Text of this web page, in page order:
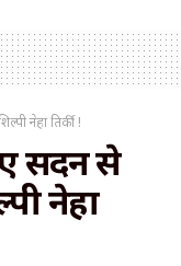
नेहा तिर्की !
सदन से
नेहा